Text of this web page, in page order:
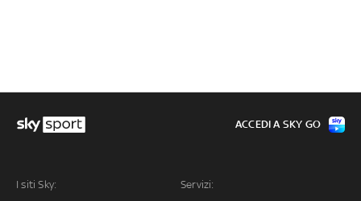
I siti Sky: Servizi:
ACCEDI A SKY GO